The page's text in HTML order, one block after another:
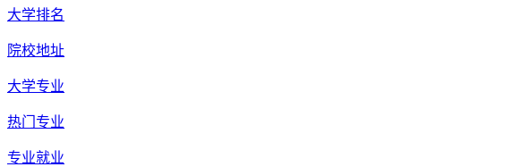
大学排名
院校地址
大学专业
热门专业
专业就业